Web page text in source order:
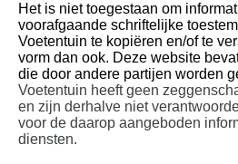
Het is niet toegestaan om
voorafgaande schriftelijke
Voetentuin te kopiëren en/of te
vorm dan ook. Deze website
die door andere partijen worden
Voetentuin heeft geen
en zijn derhalve niet
voor de daarop aangeboden
diensten.